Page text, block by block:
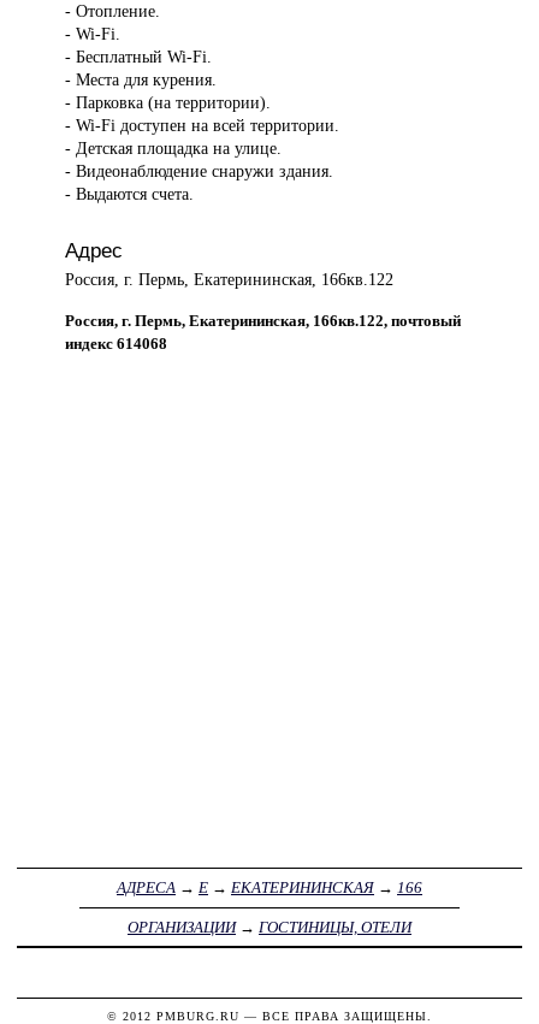
- Отопление.
- Wi-Fi.
- Бесплатный Wi-Fi.
- Места для курения.
- Парковка (на территории).
- Wi-Fi доступен на всей территории.
- Детская площадка на улице.
- Видеонаблюдение снаружи здания.
- Выдаются счета.
Адрес
Россия, г. Пермь, Екатерининская, 166кв.122
Россия, г. Пермь, Екатерининская, 166кв.122, почтовый
индекс 614068
АДРЕСА → Е → ЕКАТЕРИНИНСКАЯ → 166
ОРГАНИЗАЦИИ→ ГОСТИНИЦЫ, ОТЕЛИ
© 2012 PMBURG.RU — ВСЕ ПРАВА ЗАЩИЩЕНЫ.